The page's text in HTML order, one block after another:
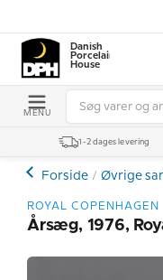
Danish
Porcelain
House
MENU
1-2 dages levering
Forside Øvrige
ROYAL COPENHAGEN
Årsæg, 1976,